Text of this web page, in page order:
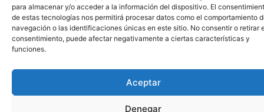
para almacenar y/o acceder a la información del dispositivo. El
de estas tecnologías nos permitirá procesar datos como el comportamiento
navegación o las identificaciones únicas en este sitio. No consentir o retirar
consentimiento, puede afectar negativamente a ciertas características y
funciones.
Aceptar
Denegar
POLÍTICA DE PRIVACIDADPOLÍTICA DE COOKIES
Espacio desarrollado por